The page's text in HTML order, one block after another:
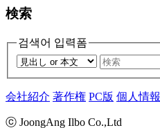
検索
검색어 입력폼
会社紹介 著作権 PC版 個人情報
ⓒ JoongAng Ilbo Co.,Ltd